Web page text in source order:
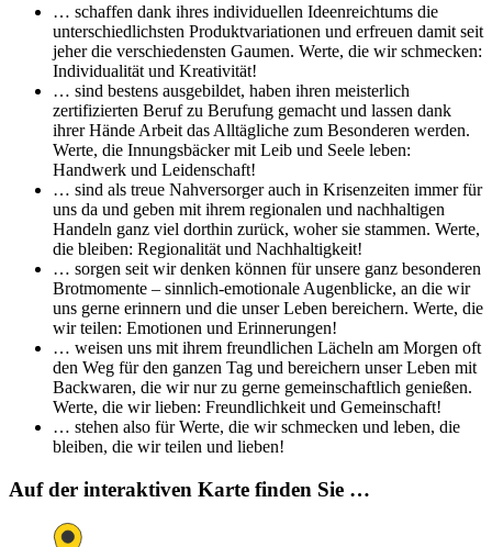
… schaffen dank ihres individuellen Ideenreichtums die
unterschiedlichsten Produktvariationen und erfreuen damit seit
jeher die verschiedensten Gaumen. Werte, die wir schmecken:
Individualität und Kreativität!
… sind bestens ausgebildet, haben ihren meisterlich
zertifizierten Beruf zu Berufung gemacht und lassen dank
ihrer Hände Arbeit das Alltägliche zum Besonderen werden.
Werte, die Innungsbäcker mit Leib und Seele leben:
Handwerk und Leidenschaft!
… sind als treue Nahversorger auch in Krisenzeiten immer für
uns da und geben mit ihrem regionalen und nachhaltigen
Handeln ganz viel dorthin zurück, woher sie stammen. Werte,
die bleiben: Regionalität und Nachhaltigkeit!
… sorgen seit wir denken können für unsere ganz besonderen
Brotmomente – sinnlich-emotionale Augenblicke, an die wir
uns gerne erinnern und die unser Leben bereichern. Werte, die
wir teilen: Emotionen und Erinnerungen!
… weisen uns mit ihrem freundlichen Lächeln am Morgen oft
den Weg für den ganzen Tag und bereichern unser Leben mit
Backwaren, die wir nur zu gerne gemeinschaftlich genießen.
Werte, die wir lieben: Freundlichkeit und Gemeinschaft!
… stehen also für Werte, die wir schmecken und leben, die
bleiben, die wir teilen und lieben!
Auf der interaktiven Karte finden Sie …